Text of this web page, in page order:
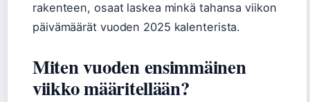
rakenteen, osaat laskea minkä tahansa viikon
päivämäärät vuoden 2025 kalenterista.
Miten vuoden ensimmäinen
viikko määritellään?